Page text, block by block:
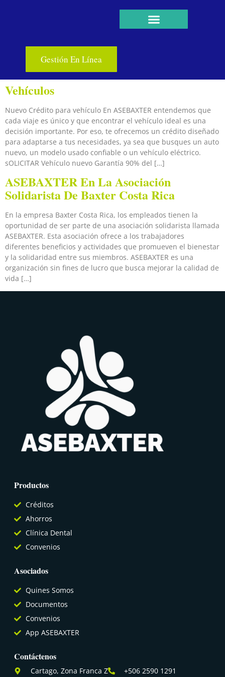
Gestión En Línea
Vehículos
Nuevo Crédito para vehículo En ASEBAXTER entendemos que
cada viaje es único y que encontrar el vehículo ideal es una
decisión importante. Por eso, te ofrecemos un crédito diseñado
para adaptarse a tus necesidades, ya sea que busques un auto
nuevo, un modelo usado confiable o un vehículo eléctrico.
sOLICITAR Vehículo nuevo Garantía 90% del […]
ASEBAXTER En La Asociación
Solidarista De Baxter Costa Rica
En la empresa Baxter Costa Rica, los empleados tienen la
oportunidad de ser parte de una asociación solidarista llamada
ASEBAXTER. Esta asociación ofrece a los trabajadores
diferentes beneficios y actividades que promueven el bienestar
y la solidaridad entre sus miembros. ASEBAXTER es una
organización sin fines de lucro que busca mejorar la calidad de
vida […]
Productos
Créditos
Ahorros
Clínica Dental
Convenios
Asociados
Quines Somos
Documentos
Convenios
App ASEBAXTER
Contáctenos
Cartago, Zona Franca Z
+506 2590 1291